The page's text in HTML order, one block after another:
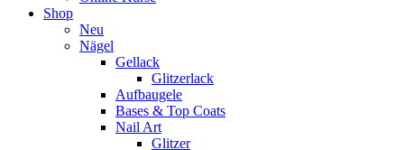
Shop
Neu
Nägel
Gellack
Glitzerlack
Aufbaugele
Bases & Top Coats
Nail Art
Glitzer